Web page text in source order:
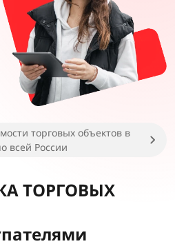
торговых объектов в
всей России
ТОРГОВЫХ